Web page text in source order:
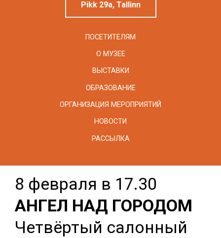
Pikk 29a, Tallinn
ПОСЕТИТЕЛЯМ
О МУЗЕЕ
ВЫСТАВКИ
ОБРАЗОВАНИЕ
ОРГАНИЗАЦИЯ МЕРОПРИЯТИЙ
НОВОСТИ
РАССЫЛКА
8 февраля в 17.30
АНГЕЛ НАД ГОРОДОМ
Четвёртый салонный